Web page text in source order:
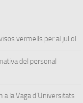
vermells per al juliol
del personal
a la Vaga d’Universitats